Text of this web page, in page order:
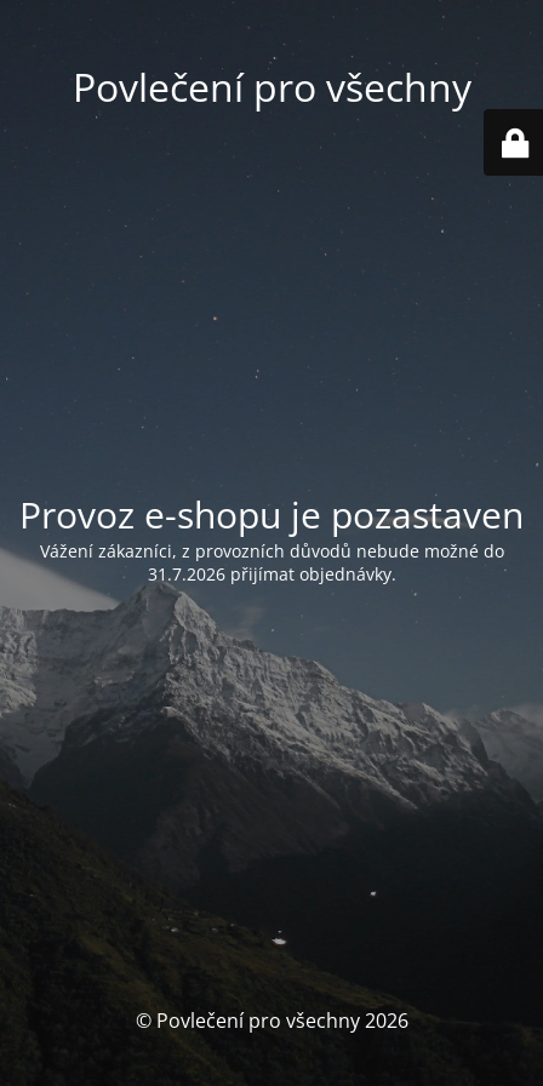
Povlečení pro všechny
Provoz e-shopu je pozastaven
Vážení zákazníci, z provozních důvodů nebude možné do
31.7.2026 přijímat objednávky.
© Povlečení pro všechny 2026